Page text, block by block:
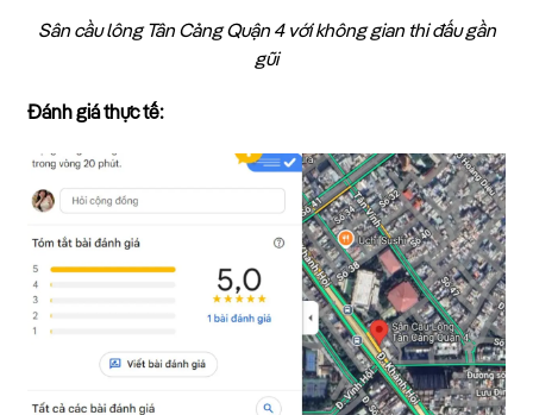
Sân cầu lông Tân Cảng Quận 4 với không gian thi đấu gần
gũi
Đánh giá thực tế: